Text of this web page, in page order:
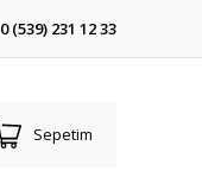
0 (539) 231 12 33
Sepetim